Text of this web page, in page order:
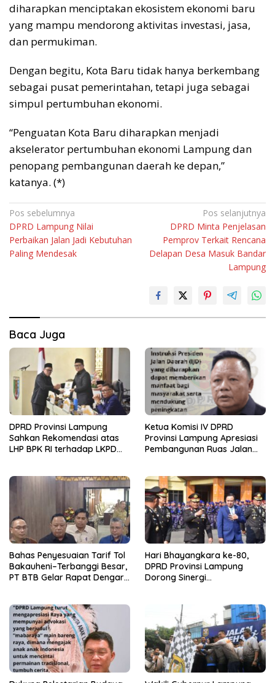
diharapkan menciptakan ekosistem ekonomi baru
yang mampu mendorong aktivitas investasi, jasa,
dan permukiman.
Dengan begitu, Kota Baru tidak hanya berkembang
sebagai pusat pemerintahan, tetapi juga sebagai
simpul pertumbuhan ekonomi.
“Penguatan Kota Baru diharapkan menjadi
akselerator pertumbuhan ekonomi Lampung dan
penopang pembangunan daerah ke depan,”
katanya. (*)
Navigasi
pos
Pos sebelumnya
DPRD Lampung Nilai
Perbaikan Jalan Jadi Kebutuhan
Paling Mendesak
Pos selanjutnya
DPRD Minta Penjelasan
Pemprov Terkait Rencana
Delapan Desa Masuk Bandar
Lampung
Baca Juga
DPRD Provinsi Lampung
Sahkan Rekomendasi atas
LHP BPK RI terhadap LKPD
2025
Ketua Komisi IV DPRD
Provinsi Lampung Apresiasi
Pembangunan Ruas Jalan
Bahas Penyesuaian Tarif Tol
Bakauheni–Terbanggi Besar,
PT BTB Gelar Rapat Dengar
Hari Bhayangkara ke-80,
DPRD Provinsi Lampung
Dorong Sinergi